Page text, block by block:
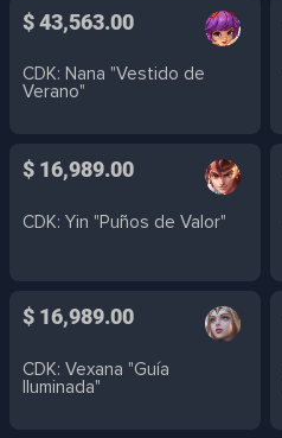
$ 43,563.00
CDK: Nana "Vestido de
Verano"
$ 16,989.00
CDK: Yin "Puños de Valor"
$ 16,989.00
CDK: Vexana "Guía
Iluminada"